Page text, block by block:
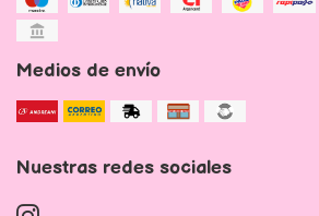
Medios de envío
Nuestras redes sociales